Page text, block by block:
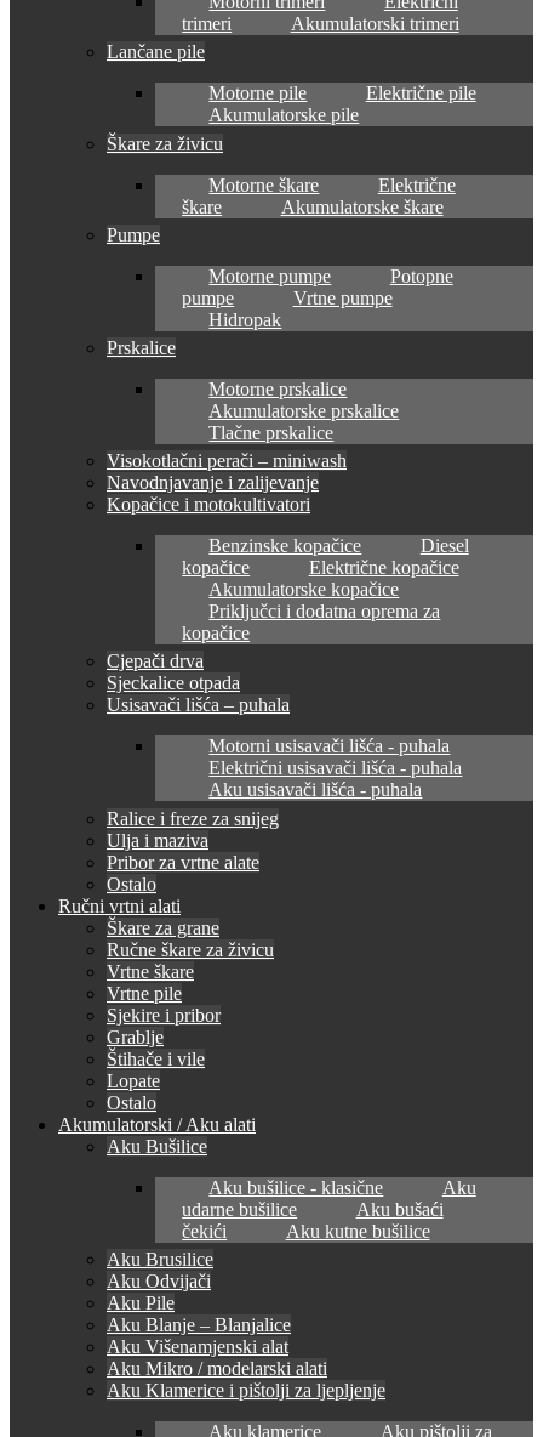
trimeri
Akumulatorski trimeri
Lančane pile
Motorne pile
Električne pile
Akumulatorske pile
Škare za živicu
Motorne škare
Električne
škare
Akumulatorske škare
Pumpe
Motorne pumpe
Potopne
pumpe
Vrtne pumpe
Hidropak
Prskalice
Motorne prskalice
Akumulatorske prskalice
Tlačne prskalice
Visokotlačni perači – miniwash
Navodnjavanje i zalijevanje
Kopačice i motokultivatori
Benzinske kopačice
Diesel
kopačice
Električne kopačice
Akumulatorske kopačice
Priključci i dodatna oprema za
kopačice
Cjepači drva
Sjeckalice otpada
Usisavači lišća – puhala
Motorni usisavači lišća - puhala
Električni usisavači lišća - puhala
Aku usisavači lišća - puhala
Ralice i freze za snijeg
Ulja i maziva
Pribor za vrtne alate
Ostalo
Ručni vrtni alati
Škare za grane
Ručne škare za živicu
Vrtne škare
Vrtne pile
Sjekire i pribor
Grablje
Štihače i vile
Lopate
Ostalo
Akumulatorski / Aku alati
Aku Bušilice
Aku bušilice - klasične
Aku
udarne bušilice
Aku bušaći
čekići
Aku kutne bušilice
Aku Brusilice
Aku Odvijači
Aku Pile
Aku Blanje – Blanjalice
Aku Višenamjenski alat
Aku Mikro / modelarski alati
Aku Klamerice i pištolji za ljepljenje
Aku klamerice
Aku pištolji za